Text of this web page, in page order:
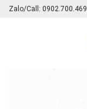
SkipZalo/Call: 0902.700.469